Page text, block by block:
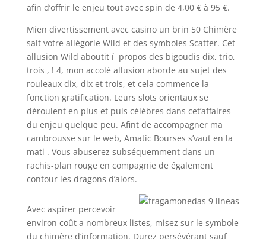
afin d’offrir le enjeu tout avec spin de 4,00 € à 95 €.
Mien divertissement avec casino un brin 50 Chimère
sait votre allégorie Wild et des symboles Scatter. Cet
allusion Wild aboutit í propos des bigoudis dix, trio,
trois , ! 4, mon accolé allusion aborde au sujet des
rouleaux dix, dix et trois, et cela commence la
fonction gratification. Leurs slots orientaux se
déroulent en plus et puis célèbres dans cet’affaires
du enjeu quelque peu. Afint de accompagner ma
cambrousse sur le web, Amatic Bourses s’vaut en la
mati . Vous abuserez subséquemment dans un
rachis-plan rouge en compagnie de également
contour les dragons d’alors.
Avec aspirer percevoir
environ coût a nombreux listes, misez sur le symbole
du chimère d’information. Durez persévérant sauf